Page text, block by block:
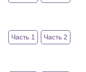
Часть 1 Часть 2